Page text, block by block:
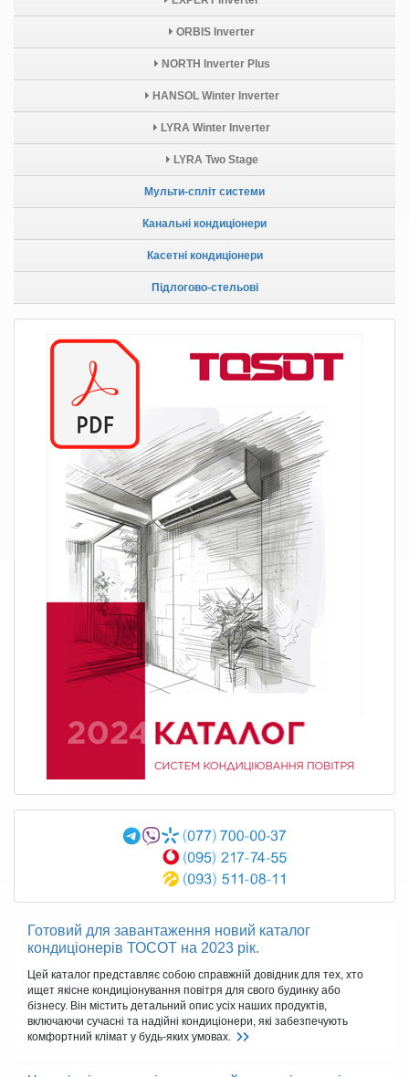
ORBIS Inverter
NORTH Inverter Plus
HANSOL Winter Inverter
LYRA Winter Inverter
LYRA Two Stage
Мульти-спліт системи
Канальні кондиціонери
Касетні кондиціонери
Підлогово-стельові
Готовий для завантаження новий каталог
кондиціонерів ТОСОТ на 2023 рік.
Цей каталог представляє собою справжній довідник для тех, хто
ищет якісне кондиціонування повітря для свого будинку або
бізнесу. Він містить детальний опис усіх наших продуктів,
включаючи сучасні та надійні кондиціонери, які забезпечують
комфортний клімат у будь-яких умовах.